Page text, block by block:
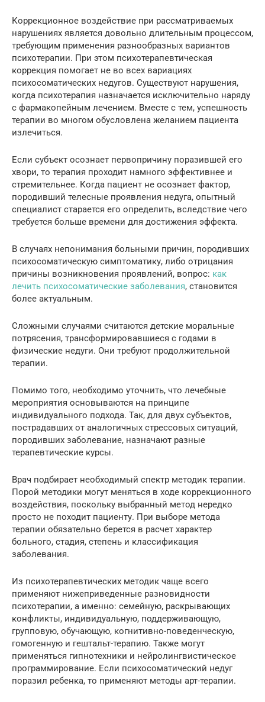
Коррекционное воздействие при рассматриваемых
нарушениях является довольно длительным процессом,
требующим применения разнообразных вариантов
психотерапии. При этом психотерапевтическая
коррекция помогает не во всех вариациях
психосоматических недугов. Существуют нарушения,
когда психотерапия назначается исключительно наряду
с фармакопейным лечением. Вместе с тем, успешность
терапии во многом обусловлена желанием пациента
излечиться.
Если субъект осознает первопричину поразившей его
хвори, то терапия проходит намного эффективнее и
стремительнее. Когда пациент не осознает фактор,
породивший телесные проявления недуга, опытный
специалист старается его определить, вследствие чего
требуется больше времени для достижения эффекта.
В случаях непонимания больными причин, породивших
психосоматическую симптоматику, либо отрицания
причины возникновения проявлений, вопрос: как
лечить психосоматические заболевания, становится
более актуальным.
Сложными случаями считаются детские моральные
потрясения, трансформировавшиеся с годами в
физические недуги. Они требуют продолжительной
терапии.
Помимо того, необходимо уточнить, что лечебные
мероприятия основываются на принципе
индивидуального подхода. Так, для двух субъектов,
пострадавших от аналогичных стрессовых ситуаций,
породивших заболевание, назначают разные
терапевтические курсы.
Врач подбирает необходимый спектр методик терапии.
Порой методики могут меняться в ходе коррекционного
воздействия, поскольку выбранный метод нередко
просто не походит пациенту. При выборе метода
терапии обязательно берется в расчет характер
больного, стадия, степень и классификация
заболевания.
Из психотерапевтических методик чаще всего
применяют нижеприведенные разновидности
психотерапии, а именно: семейную, раскрывающих
конфликты, индивидуальную, поддерживающую,
групповую, обучающую, когнитивно-поведенческую,
гомогенную и гештальт-терапию. Также могут
применяться гипнотехники и нейролингвистическое
программирование. Если психосоматический недуг
поразил ребенка, то применяют методы арт-терапии.